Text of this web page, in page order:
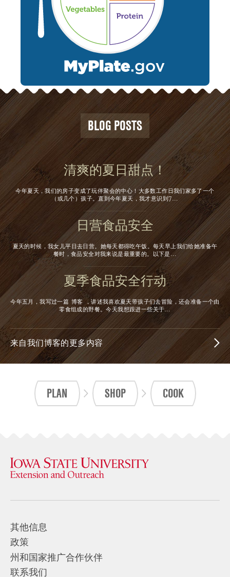
BLOG POSTS
清爽的夏日甜点！
今年夏天，我们的房子变成了玩伴聚会的中心！大多数工作日我们家多了一个
（或几个）孩子。直到今年夏天，我才意识到7…
日营食品安全
夏天的时候，我女儿平日去日营。她每天都得吃午饭。每天早上我们给她准备午
餐时，食品安全对我来说是最重要的。以下是…
夏季食品安全行动
今年五月，我写过一篇 博客 ，讲述我喜欢夏天带孩子们去冒险，还会准备一个由
零食组成的野餐。今天我想跟进一些关于…
来自我们博客的更多内容
PLAN SHOP COOK
其他信息
政策
州和国家推广合作伙伴
联系我们